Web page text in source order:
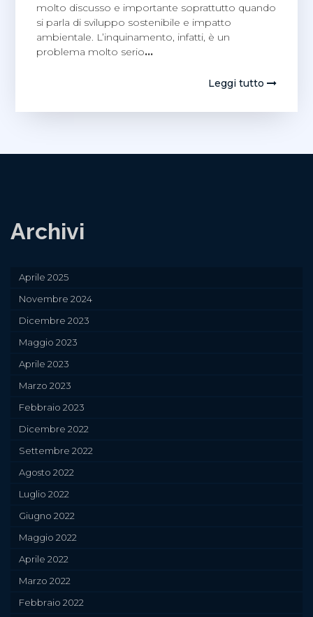
molto discusso e importante soprattutto quando
si parla di sviluppo sostenibile e impatto
ambientale. L’inquinamento, infatti, è un
problema molto serio…
Leggi tutto
Archivi
Aprile 2025
Novembre 2024
Dicembre 2023
Maggio 2023
Aprile 2023
Marzo 2023
Febbraio 2023
Dicembre 2022
Settembre 2022
Agosto 2022
Luglio 2022
Giugno 2022
Maggio 2022
Aprile 2022
Marzo 2022
Febbraio 2022